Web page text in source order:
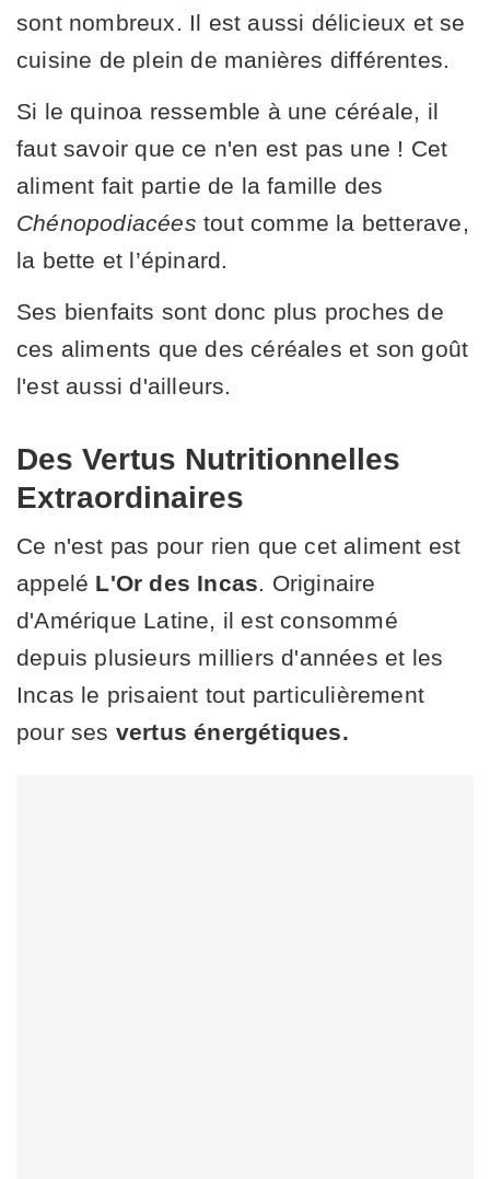
sont nombreux. Il est aussi délicieux et se
cuisine de plein de manières différentes.
Si le quinoa ressemble à une céréale, il
faut savoir que ce n'en est pas une ! Cet
aliment fait partie de la famille des
Chénopodiacées tout comme la betterave,
la bette et l’épinard.
Ses bienfaits sont donc plus proches de
ces aliments que des céréales et son goût
l'est aussi d'ailleurs.
Des Vertus Nutritionnelles
Extraordinaires
Ce n'est pas pour rien que cet aliment est
appelé L'Or des Incas . Originaire
d'Amérique Latine, il est consommé
depuis plusieurs milliers d'années et les
Incas le prisaient tout particulièrement
pour ses vertus énergétiques.